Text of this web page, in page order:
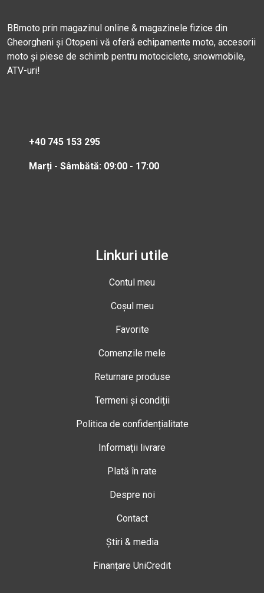
BBmoto prin magazinul online & magazinele fizice din
Gheorgheni și Otopeni vă oferă echipamente moto, accesorii
moto și piese de schimb pentru motociclete, snowmobile,
ATV-uri!
+40 745 153 295
Marți - Sâmbătă: 09:00 - 17:00
Linkuri utile
Contul meu
Coșul meu
Favorite
Comenzile mele
Returnare produse
Termeni și condiții
Politica de confidențialitate
Informații livrare
Plată în rate
Despre noi
Contact
Știri & media
Finanțare UniCredit